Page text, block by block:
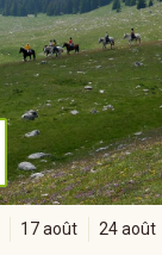
17 août 24 août